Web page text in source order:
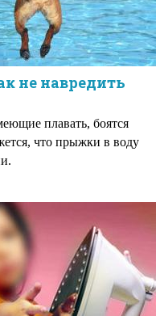
не навредить
плавать, боятся
что прыжки в воду